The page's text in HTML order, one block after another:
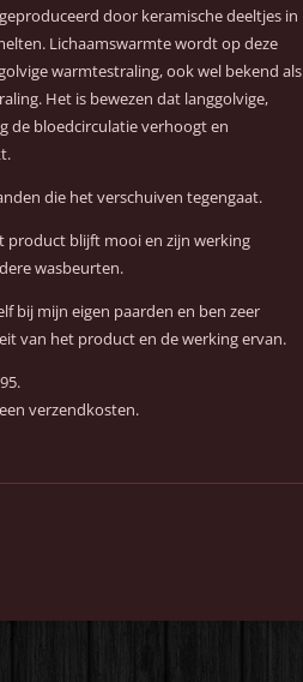
door keramische deeltjes in
Lichaamswarmte wordt op deze
warmtestraling, ook wel bekend als
Het is bewezen dat langgolvige,
de bloedcirculatie verhoogt en
die het verschuiven tegengaat.
product blijft mooi en zijn werking
wasbeurten.
bij mijn eigen paarden en ben zeer
van het product en de werking ervan.
verzendkosten.